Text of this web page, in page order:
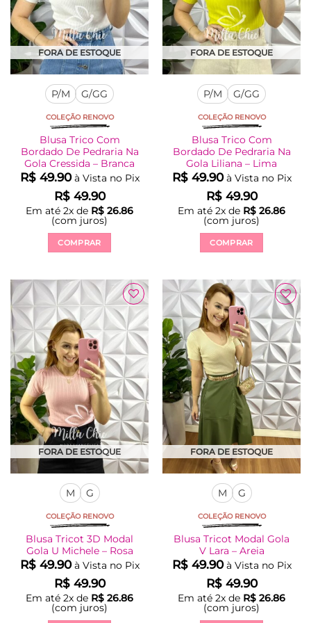
na
página
do
produto
na
página
do
produto
FORA DE ESTOQUE
P/M G/GG
COLEÇÃO RENOVO
Blusa Trico Com
Bordado De Pedraria Na
Gola Cressida – Branca
R$49.90 à Vista no Pix
R$49.90
Em até 2x de R$ 26.86
(com juros)
COMPRAR
tem
várias
variantes.
As
opções
podem
ser
escolhidas
na
página
do
produto
FORA DE ESTOQUE
P/M G/GG
COLEÇÃO RENOVO
Blusa Trico Com
Bordado De Pedraria Na
Gola Liliana – Lima
R$49.90 à Vista no Pix
R$49.90
Em até 2x de R$ 26.86
(com juros)
COMPRAR
tem
várias
variantes.
As
opções
podem
ser
escolhidas
na
página
do
produto
Adicionar
à Lista
FORA DE ESTOQUE
M G
COLEÇÃO RENOVO
Blusa Tricot 3D Modal
Gola U Michele – Rosa
R$49.90 à Vista no Pix
R$49.90
Em até 2x de R$ 26.86
(com juros)
Adicionar
à Lista
FORA DE ESTOQUE
M G
COLEÇÃO RENOVO
Blusa Tricot Modal Gola
V Lara – Areia
R$49.90 à Vista no Pix
R$49.90
Em até 2x de R$ 26.86
(com juros)